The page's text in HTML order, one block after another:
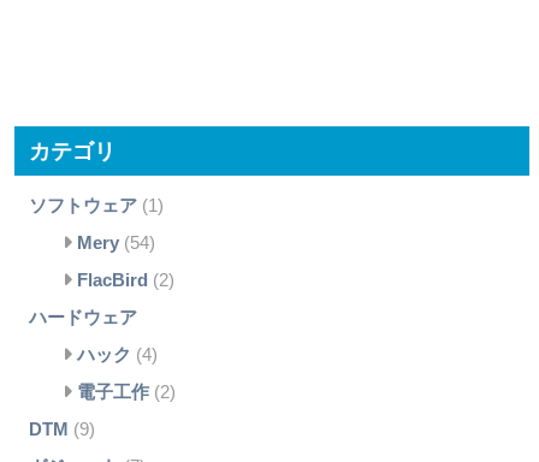
カテゴリ
ソフトウェア(1)
Mery(54)
FlacBird (2)
ハードウェア
ハック (4)
電子工作(2)
DTM (9)